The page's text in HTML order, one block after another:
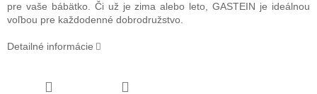
pre vaše bábätko. Či už je zima alebo leto, GASTEIN je ideálnou
voľbou pre každodenné dobrodružstvo.
Detailné informácie